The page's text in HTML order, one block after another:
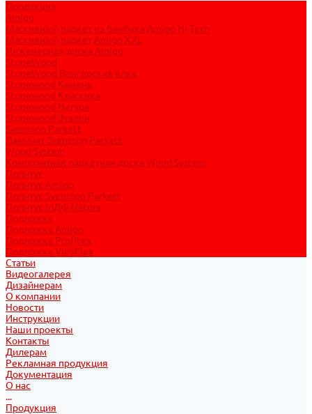
Продукция
Amigo
Массивный паркет из бамбука Amigo Hi-Tech
Массивный паркет Amigo XXL
Инженерная доска Amigo
StoneWood
StoneWood Венгерская ёлка
Stonewood Камень
Stonewood Классика
Stonewood Натура
Stonewood Эталон
Svensson Parkett
Ламинат Svensson Parkett
Wood System
Композитная паркетная доска Wood System
Плинтус
Плинтус Amigo
Плинтус Svensson Parkett
Плинтус МДФ Natura
Подложка
Подложка Amigo
Подложка Profitex
Подложка VinyFlex
Статьи
Видеогалерея
Дизайнерам
О компании
Новости
Инструкции
Наши проекты
Контакты
Дилерам
Рекламная продукция
Документация
О нас
...
Продукция